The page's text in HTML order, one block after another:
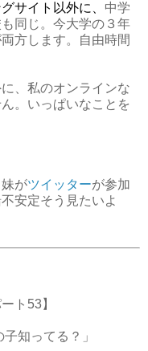
サイト以外に、 中学
同じ。今大学の３年
方します。自由時間
に、私のオンラインな
。いっぱいなことを
がツイッターが参加
安定そう見たいよ
ト53】
知ってる？」